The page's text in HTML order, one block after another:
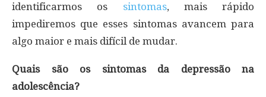
identificarmos os sintomas, mais rápido
impediremos que esses sintomas avancem para
algo maior e mais difícil de mudar.
Quais são os sintomas da depressão na
adolescência?